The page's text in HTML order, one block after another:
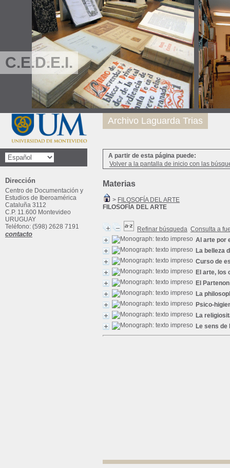
C.E.D.E.I.
A partir de esta página puede:
Volver a la pantalla de inicio con las
Materias
> FILOSOFÍA DEL ARTE
FILOSOFÍA DEL ARTE
Refinar búsqueda Consulta a
Al arte por
La belleza
Curso de
El arte, los
El Partenon
La
Psico-
La
Le sens
Archivo Laguarda Trias
Dirección
Centro de Documentación y
Estudios de Iberoamérica
Cataluña 3112
C.P. 11.600 Montevideo
URUGUAY
Teléfono: (598) 2628 7191
contacto